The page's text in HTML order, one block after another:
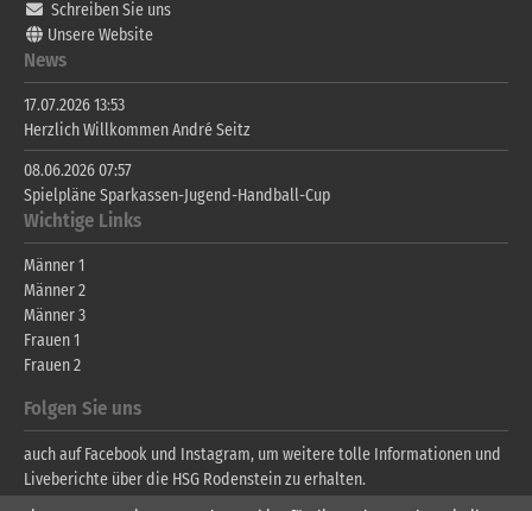
Schreiben Sie uns
Unsere Website
News
17.07.2026 13:53
Herzlich Willkommen André Seitz
08.06.2026 07:57
Spielpläne Sparkassen-Jugend-Handball-Cup
Wichtige Links
Männer 1
Männer 2
Männer 3
Frauen 1
Frauen 2
Folgen Sie uns
auch auf Facebook und Instagram, um weitere tolle Informationen und
Liveberichte über die HSG Rodenstein zu erhalten.